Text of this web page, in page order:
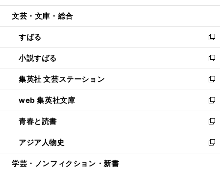
開
ウ
開
く
ン
ウ
で
開
く
ウ
ン
ド
ウ
で
開
く
文芸・文庫・総合
すばる
新
し
い
ウ
ィ
ン
ド
ウ
で
開
く
小説すばる
新
し
い
ウ
ィ
ン
ド
ウ
で
開
集英社 文芸ステーション
新
し
い
ウ
ィ
ン
ド
ウ
web 集英社文庫
新
し
い
ウ
ィ
ン
青春と読書
新
し
い
ウ
アジア人物史
新
し
学芸・ノンフィクション・新書